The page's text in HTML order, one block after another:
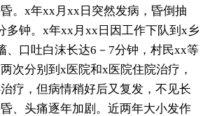
。x年xx月xx日突然发病，昏倒抽
多钟。x年xx月xx日因工作下队到x乡
、口吐白沫长达6－7分钟，村民xx等
次分别到x医院和x医院住院治疗，
疗，但病情稍好后又复发，不见长
、头痛逐年加剧。近两年大小发作